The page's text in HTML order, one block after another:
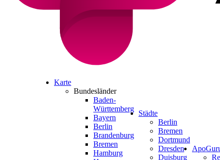
Karte
Bundesländer
Baden-
Württemberg
Bayern
Berlin
Brandenburg
Bremen
Hamburg
Städte
Berlin
Bremen
Dortmund
Dresden
Duisburg